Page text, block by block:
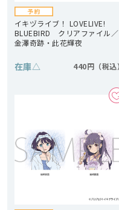
イキヅライブ！ LOVELIVE!
BLUEBIRD クリアファイル／
金澤奇跡・此花輝夜
在庫△ 440円